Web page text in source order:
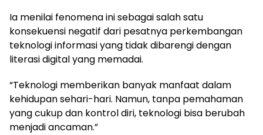
Ia menilai fenomena ini sebagai salah satu
konsekuensi negatif dari pesatnya perkembangan
teknologi informasi yang tidak dibarengi dengan
literasi digital yang memadai.
“Teknologi memberikan banyak manfaat dalam
kehidupan sehari-hari. Namun, tanpa pemahaman
yang cukup dan kontrol diri, teknologi bisa berubah
menjadi ancaman.”